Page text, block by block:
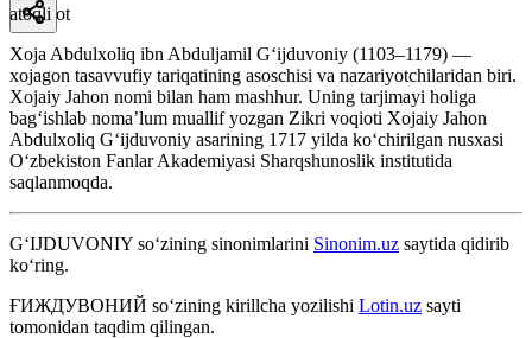
atoqli ot
Xoja Abdulxoliq ibn Abduljamil Gʻijduvoniy (1103–1179) —
xojagon tasavvufiy tariqatining asoschisi va nazariyotchilaridan biri.
Xojaiy Jahon nomi bilan ham mashhur. Uning tarjimayi holiga
bagʻishlab nomaʼlum muallif yozgan Zikri voqioti Xojaiy Jahon
Abdulxoliq Gʻijduvoniy asarining 1717 yilda koʻchirilgan nusxasi
Oʻzbekiston Fanlar Akademiyasi Sharqshunoslik institutida
saqlanmoqda.
G‘IJDUVONIY so‘zining sinonimlarini Sinonim.uz saytida qidirib
ko‘ring.
ҒИЖДУВОНИЙ so‘zining kirillcha yozilishi Lotin.uz sayti
tomonidan taqdim qilingan.